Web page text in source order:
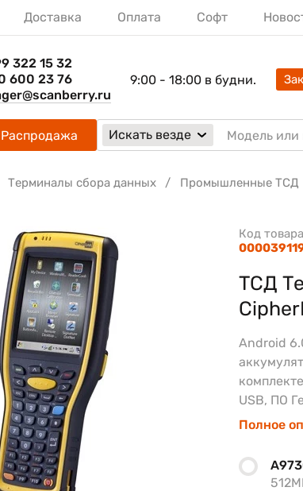
Доставка Оплата Софт
322 15 32
600 23 76
9:00 - 18:00 в будни.
Распродажа Искать везде
Терминалы сбора данных Промышленные ТСД
Код
ТСД
Android
USB, ПО
Полное